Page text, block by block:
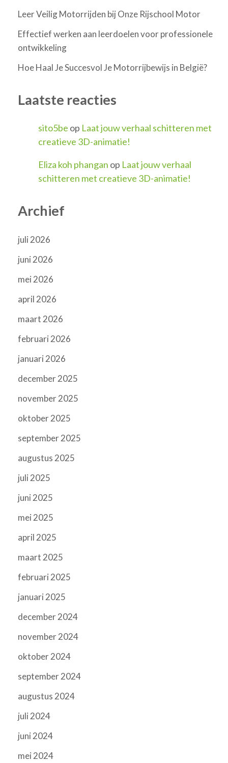
Leer Veilig Motorrijden bij Onze Rijschool Motor
Effectief werken aan leerdoelen voor professionele
ontwikkeling
Hoe Haal Je Succesvol Je Motorrijbewijs in België?
Laatste reacties
sito5be op Laat jouw verhaal schitteren met
creatieve 3D-animatie!
Eliza koh phangan op Laat jouw verhaal
schitteren met creatieve 3D-animatie!
Archief
juli 2026
juni 2026
mei 2026
april 2026
maart 2026
februari 2026
januari 2026
december 2025
november 2025
oktober 2025
september 2025
augustus 2025
juli 2025
juni 2025
mei 2025
april 2025
maart 2025
februari 2025
januari 2025
december 2024
november 2024
oktober 2024
september 2024
augustus 2024
juli 2024
juni 2024
mei 2024